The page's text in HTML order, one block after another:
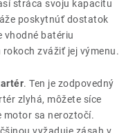
stráca svoju kapacitu
poskytnúť dostatok
vhodné batériu
zvážiť jej výmenu.
. Ten je zodpovedný
zlyhá, môžete síce
motor sa neroztočí.
vyžaduje zásah v